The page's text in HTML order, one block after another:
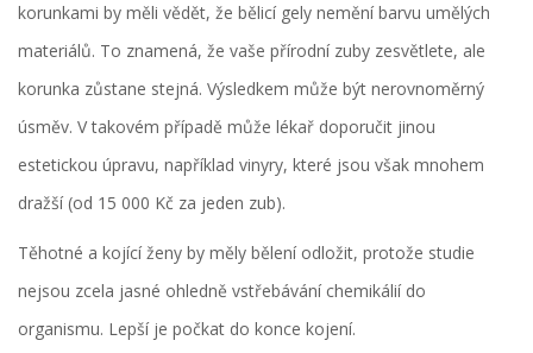
korunkami by měli vědět, že bělicí gely nemění barvu umělých
materiálů. To znamená, že vaše přírodní zuby zesvětlete, ale
korunka zůstane stejná. Výsledkem může být nerovnoměrný
úsměv. V takovém případě může lékař doporučit jinou
estetickou úpravu, například vinyry, které jsou však mnohem
dražší (od 15 000 Kč za jeden zub).
Těhotné a kojící ženy by měly bělení odložit, protože studie
nejsou zcela jasné ohledně vstřebávání chemikálií do
organismu. Lepší je počkat do konce kojení.